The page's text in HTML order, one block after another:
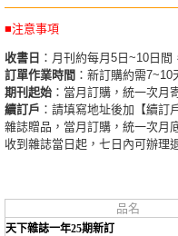
■注意事項
收書日 ：月刊約每月5日~10日
訂單作業時間 ：新訂購約需7~10
期刊起始 ：當月訂購，統一次月
續訂戶 ：請填寫地址後加【續訂
雜誌贈品，當月訂購，統一次月
收到雜誌當日起，七日內可辦理
品名
天下雜誌一年25期新訂